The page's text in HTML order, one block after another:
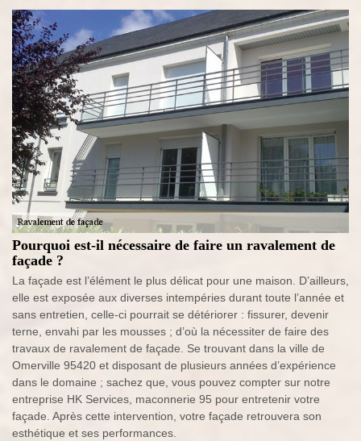
Pourquoi est-il nécessaire de faire un ravalement de
façade ?
La façade est l’élément le plus délicat pour une maison. D’ailleurs,
elle est exposée aux diverses intempéries durant toute l’année et
sans entretien, celle-ci pourrait se détériorer : fissurer, devenir
terne, envahi par les mousses ; d’où la nécessiter de faire des
travaux de ravalement de façade. Se trouvant dans la ville de
Omerville 95420 et disposant de plusieurs années d’expérience
dans le domaine ; sachez que, vous pouvez compter sur notre
entreprise HK Services, maconnerie 95 pour entretenir votre
façade. Après cette intervention, votre façade retrouvera son
esthétique et ses performances.